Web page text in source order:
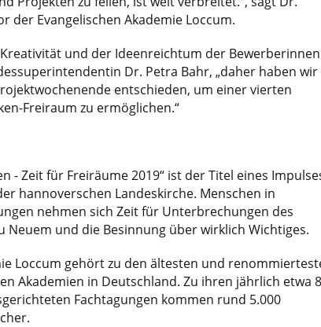
der Evangelischen Akademie Loccum.
und der Ideenreichtum der Bewerberinnen
Dr. Petra Bahr, „daher haben wir
entschieden, um einer vierten
Freiraum zu ermöglichen.“
- Zeit für Freiräume 2019“ ist der Titel eines
hannoverschen Landeskirche. Menschen in
nehmen sich Zeit für Unterbrechungen des
Neuem und die Besinnung über wirklich Wichtiges.
Loccum gehört zu den ältesten und
Akademien in Deutschland. Zu ihren jährlich etwa
Fachtagungen kommen rund 5.000